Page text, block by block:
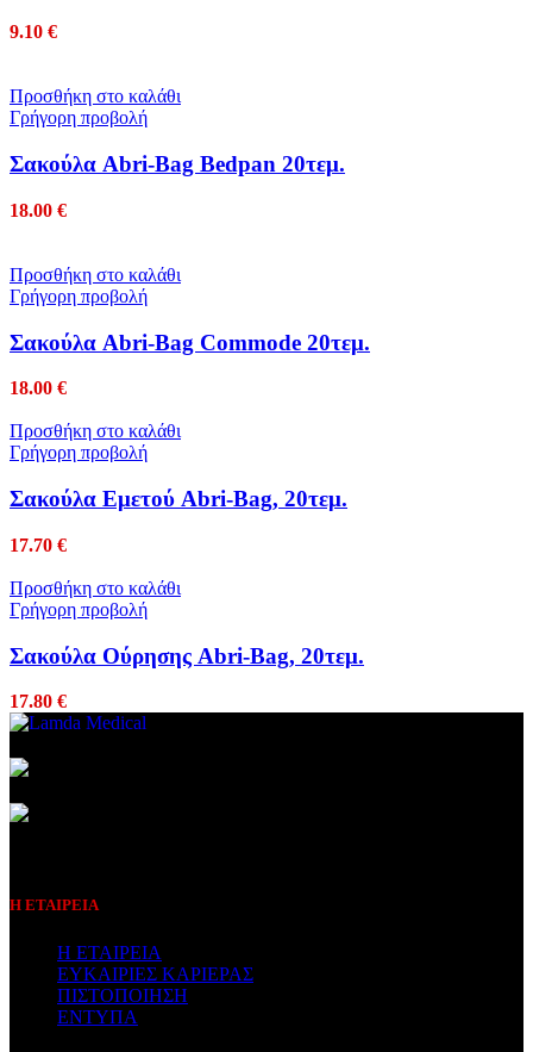
9.10 €
Προσθήκη στο καλάθι
Γρήγορη προβολή
Σακούλα Abri-Bag Bedpan 20τεμ.
18.00 €
Προσθήκη στο καλάθι
Γρήγορη προβολή
Σακούλα Abri-Bag Commode 20τεμ.
18.00 €
Προσθήκη στο καλάθι
Γρήγορη προβολή
Σακούλα Εμετού Abri-Bag, 20τεμ.
17.70 €
Προσθήκη στο καλάθι
Γρήγορη προβολή
Σακούλα Ούρησης Abri-Bag, 20τεμ.
17.80 €
Η ΕΤΑΙΡΕΙΑ
Η ΕΤΑΙΡΕΙΑ
ΕΥΚΑΙΡΙΕΣ ΚΑΡΙΕΡΑΣ
ΠΙΣΤΟΠΟΙΗΣΗ
ΕΝΤΥΠΑ